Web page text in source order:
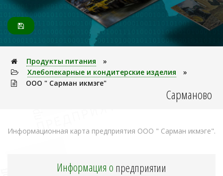
Продукты питания
»
Хлебопекарные и кондитерские изделия
»
ООО " Сарман икмэге"
Сарманово
Информационная карта предприятия ООО " Сарман икмэге".
Информация опредприятии